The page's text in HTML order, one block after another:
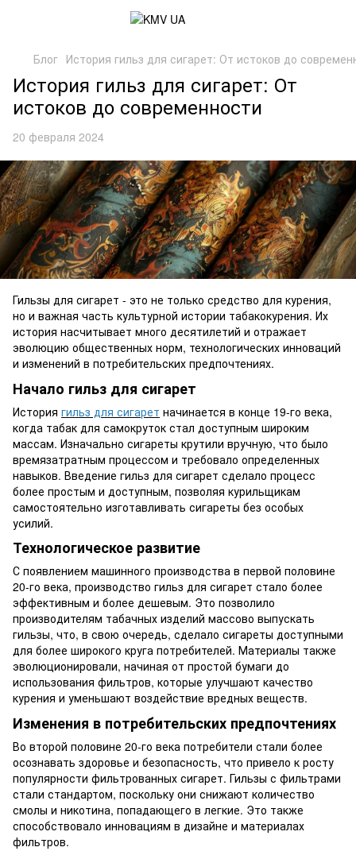
Блог История гильз для сигарет: От истоков до
История гильз для сигарет: От
истоков до современности
20 февраля 2024
Гильзы для сигарет - это не только средство для курения,
но и важная часть культурной истории табакокурения. Их
история насчитывает много десятилетий и отражает
эволюцию общественных норм, технологических инноваций
и изменений в потребительских предпочтениях.
Начало гильз для сигарет
История гильз для сигарет начинается в конце 19-го века,
когда табак для самокруток стал доступным широким
массам. Изначально сигареты крутили вручную, что было
времязатратным процессом и требовало определенных
навыков. Введение гильз для сигарет сделало процесс
более простым и доступным, позволяя курильщикам
самостоятельно изготавливать сигареты без особых
усилий.
Технологическое развитие
С появлением машинного производства в первой половине
20-го века, производство гильз для сигарет стало более
эффективным и более дешевым. Это позволило
производителям табачных изделий массово выпускать
гильзы, что, в свою очередь, сделало сигареты доступными
для более широкого круга потребителей. Материалы также
эволюционировали, начиная от простой бумаги до
использования фильтров, которые улучшают качество
курения и уменьшают воздействие вредных веществ.
Изменения в потребительских предпочтениях
Во второй половине 20-го века потребители стали более
осознавать здоровье и безопасность, что привело к росту
популярности фильтрованных сигарет. Гильзы с фильтрами
стали стандартом, поскольку они снижают количество
смолы и никотина, попадающего в легкие. Это также
способствовало инновациям в дизайне и материалах
фильтров.